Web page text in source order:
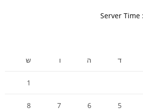
ד ה ו ש
1
5
6
7
8